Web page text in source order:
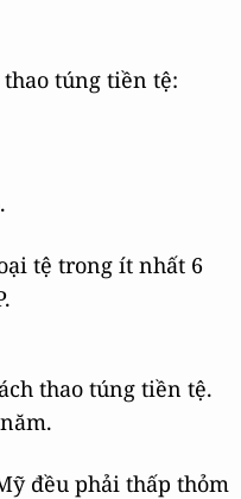
túng tiền tệ:
tệ trong ít nhất 6
thao túng tiền tệ.
đều phải thấp thỏm